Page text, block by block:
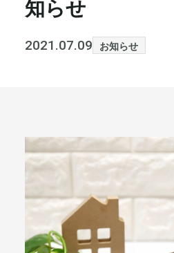
セミナー
大和財託の意志
代表メッセージ
まずは無料で相談
知らせ
2021.07.09 お知らせ